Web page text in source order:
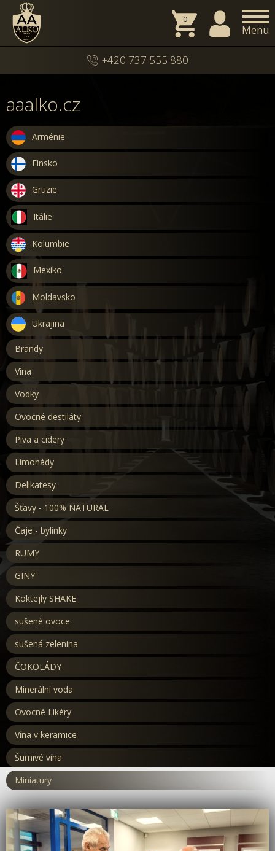
0
Menu
+420 737 555 880
aaalko.cz
Arménie
Finsko
Gruzie
Itálie
Kolumbie
Mexiko
Moldavsko
Ukrajina
Brandy
Vína
Vodky
Ovocné destiláty
Piva a cidery
Limonády
Delikatesy
Šťavy - 100% NATURAL
Čaje - bylinky
RUMY
GINY
Koktejly SHAKE
sušené ovoce
sušená zelenina
ČOKOLÁDY
Minerální voda
Ovocné Likéry
Vína v keramice
Šumivé vína
Miniatury